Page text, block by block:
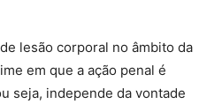
lesão corporal no âmbito da
em que a ação penal é
seja, independe da vontade